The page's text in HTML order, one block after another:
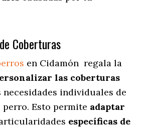
Coberturas
en Cidamón regala la
las coberturas
necesidades individuales de
perro. Esto permite adaptar
específicas de